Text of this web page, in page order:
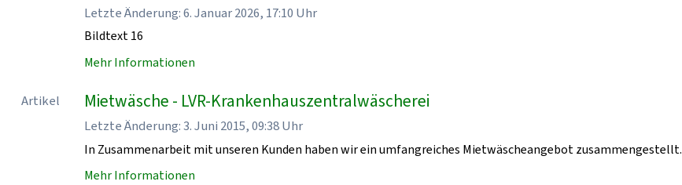
Letzte Änderung: 6. Januar 2026, 17:10 Uhr
Bildtext 16
Mehr Informationen
Artikel Mietwäsche - LVR-Krankenhauszentralwäscherei
Letzte Änderung: 3. Juni 2015, 09:38 Uhr
In Zusammenarbeit mit unseren Kunden haben wir ein umfangreiches Mietwäscheangebot zusammengestellt.
Mehr Informationen